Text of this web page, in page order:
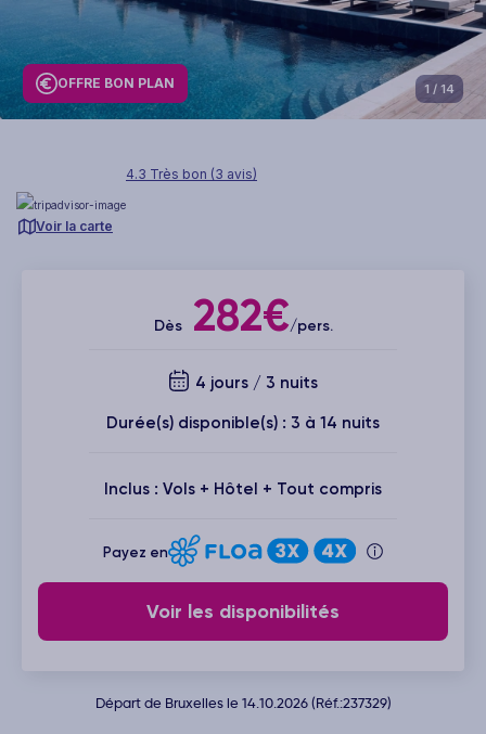
OFFRE BON PLAN 1 / 14
4.3 Très bon (3 avis)
Voir la carte
Dès282€/pers.
4 jours / 3 nuits
Durée(s) disponible(s) : 3 à 14 nuits
Inclus : Vols + Hôtel + Tout compris
Payez en
Voir les disponibilités
Départ de Bruxelles le 14.10.2026 (Réf.:237329)